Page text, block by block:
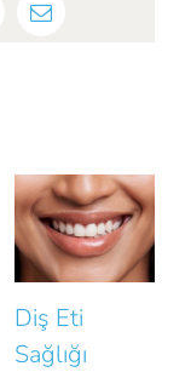
PinterestE-
Gülüşünüzün
Doğallığını